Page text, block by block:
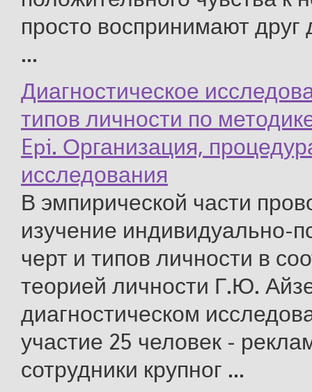
просто воспринимают
...
Диагностическое
типов личности по
Epi. Организация,
исследования
В эмпирической части
изучение индивидуально-
черт и типов личности в
теорией личности Г.Ю.
диагностическом
участие 25 человек -
сотрудники крупног ...